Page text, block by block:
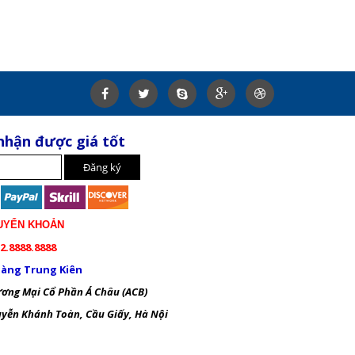
được giá tốt
KHOẢN
Trung Kiên
Mại Cổ Phần Á Châu (ACB)
Khánh Toàn, Cầu Giấy, Hà Nội